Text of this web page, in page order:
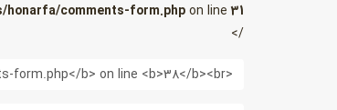
honarfa/comments-form.phpon line31
/>